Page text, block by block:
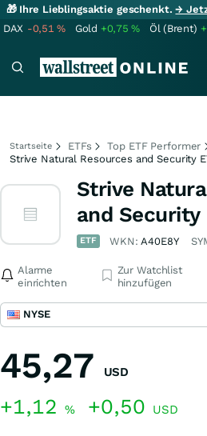
🎁 Ihre Lieblingsaktie geschenkt.→
DAX -0,51% Gold +0,75% Öl (Brent)
Startseite ETFs
Top ETF Performer
Strive Natural Resources and Security
Strive
and Security
ETF WKN:A40E8Y
Alarme
einrichten
Zur Watchlist
hinzufügen
NYSE
45,27 USD
+1,12 % +0,50 USD